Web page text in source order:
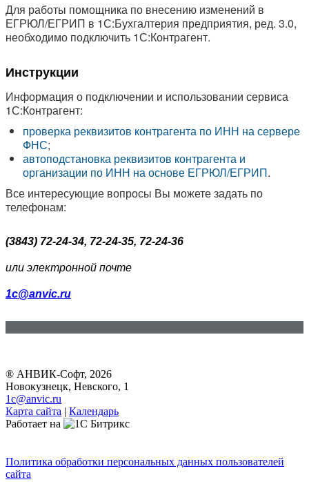
Для работы помощника по внесению изменений в
ЕГРЮЛ/ЕГРИП в 1С:Бухгалтерия предприятия, ред. 3.0,
необходимо подключить 1С:Контрагент.
Инструкции
Информация о подключении и использовании сервиса
1С:Контрагент:
проверка реквизитов контрагента по ИНН на сервере
ФНС;
автоподстановка реквизитов контрагента и
организации по ИНН на основе ЕГРЮЛ/ЕГРИП.
Все интересующие вопросы Вы можете задать по
телефонам:
(3843) 72-24-34, 72-24-35, 72-24-36
или электронной почте
1c@anvic.ru
® АНВИК-Софт, 2026
Новокузнецк, Невского, 1
1c@anvic.ru
Карта сайта | Календарь
Работает на
Политика обработки персональных данных пользователей
сайта